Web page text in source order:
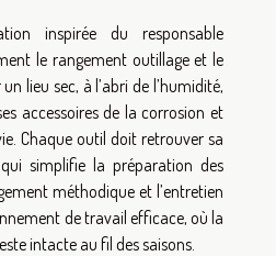
inspirée du responsable
le rangement outillage et le
lieu sec, à l’abri de l’humidité,
accessoires de la corrosion et
Chaque outil doit retrouver sa
simplifie la préparation des
méthodique et l’entretien
de travail efficace, où la
intacte au fil des saisons.